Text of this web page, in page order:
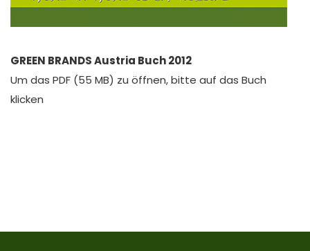
GREEN BRANDS Austria Buch 2012
Um das PDF (55 MB) zu öffnen, bitte auf das Buch
klicken